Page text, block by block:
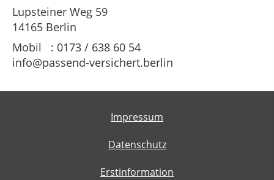
Lupsteiner Weg 59
14165 Berlin
Mobil : 0173 / 638 60 54
info@passend-versichert.berlin
Impressum
Datenschutz
Erstinformation